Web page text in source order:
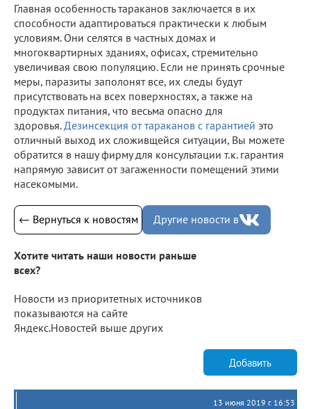
Главная особенность тараканов заключается в их
способности адаптироваться практически к любым
условиям. Они селятся в частных домах и
многоквартирных зданиях, офисах, стремительно
увеличивая свою популяцию. Если не принять срочные
меры, паразиты заполонят все, их следы будут
присутствовать на всех поверхностях, а также на
продуктах питания, что весьма опасно для
здоровья. Дезинсекция от тараканов с гарантией это
отличный выход их сложивщейся ситуации, Вы можете
обратится в нашу фирму для консультации т.к. гарантия
напрямую зависит от загаженности помещений этими
насекомыми.
← Вернуться к новостям Другие новости в
Хотите читать наши новости раньше
всех?
Новости из приоритетных источников
показываются на сайте
Яндекс.Новостей выше других
Добавить
13 июня 2019 г. 16:53